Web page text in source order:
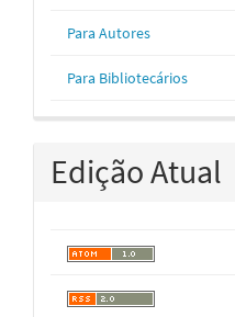
Para Autores
Para Bibliotecários
Edição Atual